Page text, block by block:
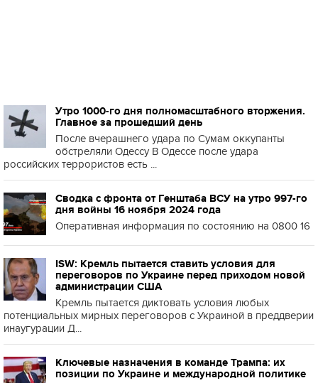
Утро 1000-го дня полномасштабного вторжения.
Главное за прошедший день
После вчерашнего удара по Сумам оккупанты
обстреляли Одессу В Одессе после удара
российских террористов есть ...
Сводка с фронта от Генштаба ВСУ на утро 997-го
дня войны 16 ноября 2024 года
Оперативная информация по состоянию на 0800 16
ISW: Кремль пытается ставить условия для
переговоров по Украине перед приходом новой
администрации США
Кремль пытается диктовать условия любых
потенциальных мирных переговоров с Украиной в преддверии
инаугурации Д...
Ключевые назначения в команде Трампа: их
позиции по Украине и международной политике